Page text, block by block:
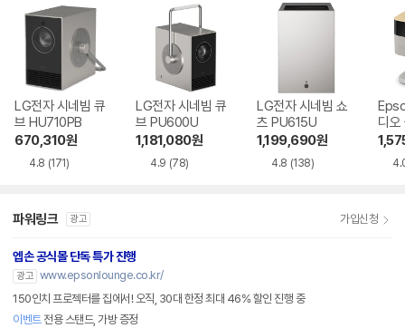
LG전자 시네빔 큐
브 HU710PB
670,310원
4.8 (171)
LG전자 시네빔 큐
브 PU600U
1,181,080원
4.9 (78)
LG전자 시네빔 쇼
츠 PU615U
1,199,690원
4.8 (138)
디오
EF-
파워링크 광고 가입신청
엡손 공식몰 단독 특가 진행
광고 www.epsonlounge.co.kr/
150인치 프로젝터를 집에서! 오직, 30대 한정 최대 46% 할인 진행 중
이벤트전용 스탠드, 가방 증정